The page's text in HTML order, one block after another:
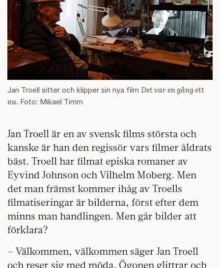
Jan Troell sitter och klipper sin nya film Det var en gång ett
nu. Foto: Mikael Timm
Jan Troell är en av svensk films största och
kanske är han den regissör vars filmer åldrats
bäst. Troell har filmat episka romaner av
Eyvind Johnson och Vilhelm Moberg. Men
det man främst kommer ihåg av Troells
filmatiseringar är bilderna, först efter dem
minns man handlingen. Men går bilder att
förklara?
– Välkommen, välkommen säger Jan Troell
och reser sig med möda. Ögonen glittrar och